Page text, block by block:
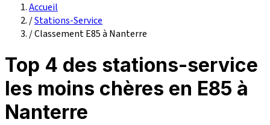
Accueil
/Stations-Service
/Classement E85 à Nanterre
Top 4 des stations-service
les moins chères en E85 à
Nanterre